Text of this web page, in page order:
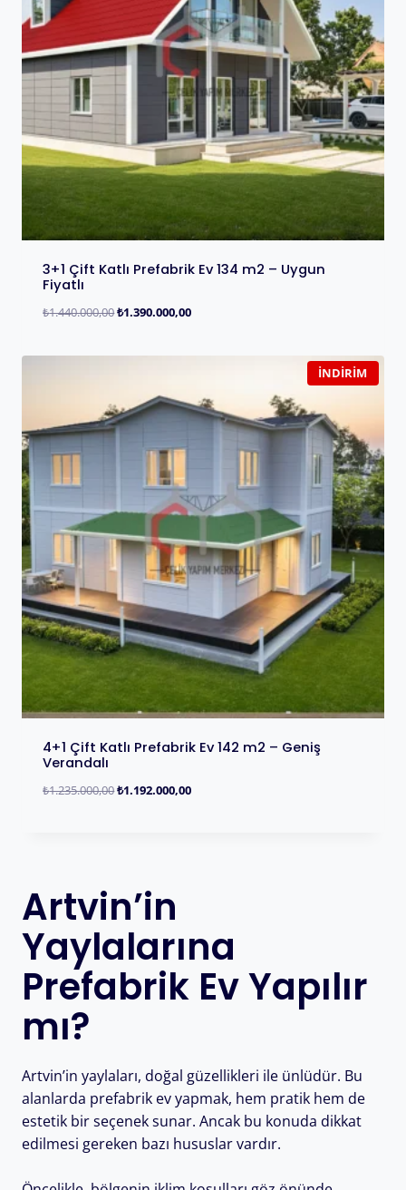
3+1 Çift Katlı Prefabrik Ev 134 m2 – Uygun
Fiyatlı
₺1.440.000,00₺1.390.000,00
İNDIRIM
4+1 Çift Katlı Prefabrik Ev 142 m2 – Geniş
Verandalı
₺1.235.000,00₺1.192.000,00
Artvin’in
Yaylalarına
Prefabrik Ev Yapılır
mı?
Artvin’in yaylaları, doğal güzellikleri ile ünlüdür. Bu
alanlarda prefabrik ev yapmak, hem pratik hem de
estetik bir seçenek sunar. Ancak bu konuda dikkat
edilmesi gereken bazı hususlar vardır.